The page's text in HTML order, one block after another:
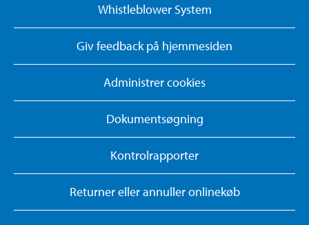
Whistleblower System
Giv feedback på hjemmesiden
Administrer cookies
Dokumentsøgning
Kontrolrapporter
Returner eller annuller onlinekøb